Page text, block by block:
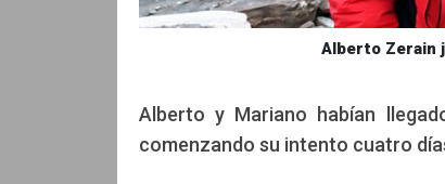
Alberto Zerain
Alberto y Mariano habían
comenzando su intento cuatro